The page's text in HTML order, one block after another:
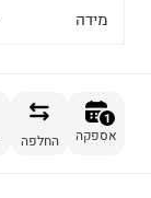
מידה
1
אספקה החלפה